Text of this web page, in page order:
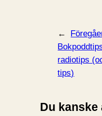
←
radiotips
tips)
Du kanske